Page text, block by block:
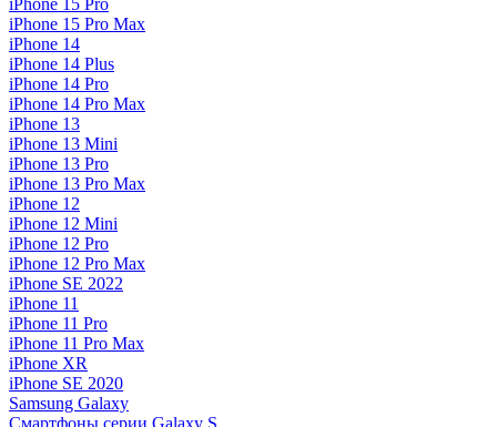
iPhone 15 Pro
iPhone 15 Pro Max
iPhone 14
iPhone 14 Plus
iPhone 14 Pro
iPhone 14 Pro Max
iPhone 13
iPhone 13 Mini
iPhone 13 Pro
iPhone 13 Pro Max
iPhone 12
iPhone 12 Mini
iPhone 12 Pro
iPhone 12 Pro Max
iPhone SE 2022
iPhone 11
iPhone 11 Pro
iPhone 11 Pro Max
iPhone XR
iPhone SE 2020
Samsung Galaxy
Смартфоны серии Galaxy S